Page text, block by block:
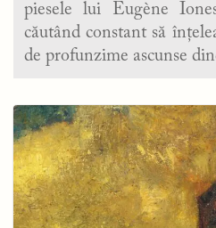
piesele lui Eugène
căutând constant să
de profunzime ascunse